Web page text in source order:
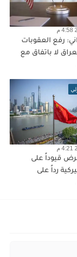
رفع العقوبات
لا باتفاق مع
قيوداً على
رداً على